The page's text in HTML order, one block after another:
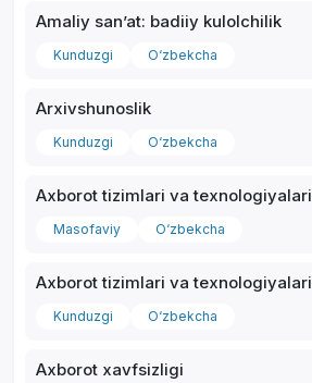
Amaliy sanʼat: badiiy kulolchilik
Kunduzgi O‘zbekcha
Arxivshunoslik
Kunduzgi O‘zbekcha
Axborot tizimlari va texnologiyalari
Masofaviy O‘zbekcha
Axborot tizimlari va texnologiyalari
Kunduzgi O‘zbekcha
Axborot xavfsizligi